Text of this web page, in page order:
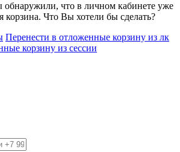
что в личном кабинете уже
корзина. Что Вы хотели бы сделать?
Перенести в отложенные корзину из лк
корзину из сессии